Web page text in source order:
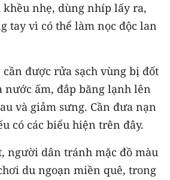
phía Bắc
Bộ và Tây
khều nhẹ, dùng nhíp lấy ra,
tay vì có thể làm nọc độc lan
được rửa sạch vùng bị đốt
nước ấm, đắp băng lạnh lên
và giảm sưng. Cần đưa nạn
có các biểu hiện trên đây.
người dân tránh mặc đồ màu
du ngoạn miền quê, trong